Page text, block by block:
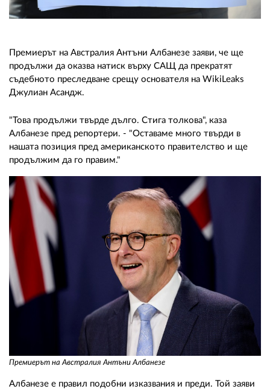
Премиерът на Австралия Антъни Албанезе заяви, че ще
продължи да оказва натиск върху САЩ да прекратят
съдебното преследване срещу основателя на WikiLeaks
Джулиан Асандж.
"Това продължи твърде дълго. Стига толкова", каза
Албанезе пред репортери. - "Оставаме много твърди в
нашата позиция пред американското правителство и ще
продължим да го правим."
Премиерът на Австралия Антъни Албанезе
Албанезе е правил подобни изказвания и преди. Той заяви
02 975 20 35